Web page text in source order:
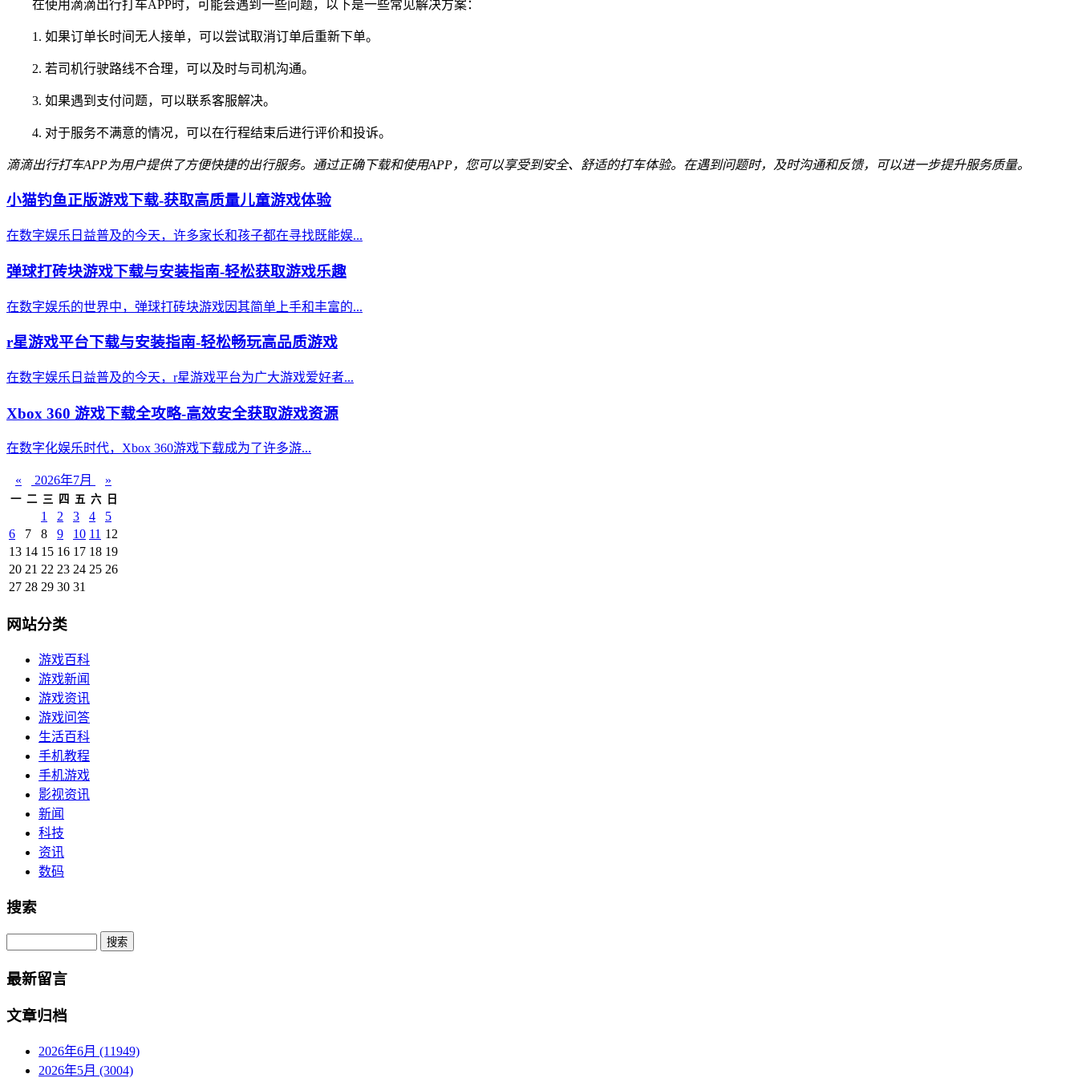
在使用滴滴出行打车APP时，可能会遇到一些问题，以下是一些常见解决方案：
1. 如果订单长时间无人接单，可以尝试取消订单后重新下单。
2. 若司机行驶路线不合理，可以及时与司机沟通。
3. 如果遇到支付问题，可以联系客服解决。
4. 对于服务不满意的情况，可以在行程结束后进行评价和投诉。
滴滴出行打车APP为用户提供了方便快捷的出行服务。通过正确下载和使用APP，您可以享受到安全、舒适的打车体验。在遇到问题时，及时沟通和反馈，可以进一步提升服务质量。
小猫钓鱼正版游戏下载-获取高质量儿童游戏体验
在数字娱乐日益普及的今天，许多家长和孩子都在寻找既能娱...
弹球打砖块游戏下载与安装指南-轻松获取游戏乐趣
在数字娱乐的世界中，弹球打砖块游戏因其简单上手和丰富的...
r星游戏平台下载与安装指南-轻松畅玩高品质游戏
在数字娱乐日益普及的今天，r星游戏平台为广大游戏爱好者...
Xbox 360 游戏下载全攻略-高效安全获取游戏资源
在数字化娱乐时代，Xbox 360游戏下载成为了许多游...
« 2026年7月 »
一 二 三 四 五 六 日
1 2 3 4
5
6
7 8 9 10 11 12
13 14 15 16 17 18 19
20 21 22 23 24 25 26
27 28 29 30 31
网站分类
游戏百科
游戏新闻
游戏资讯
游戏问答
生活百科
手机教程
手机游戏
影视资讯
新闻
科技
资讯
数码
搜索
Search
最新留言
文章归档
2026年6月 (11949)
2026年5月 (3004)